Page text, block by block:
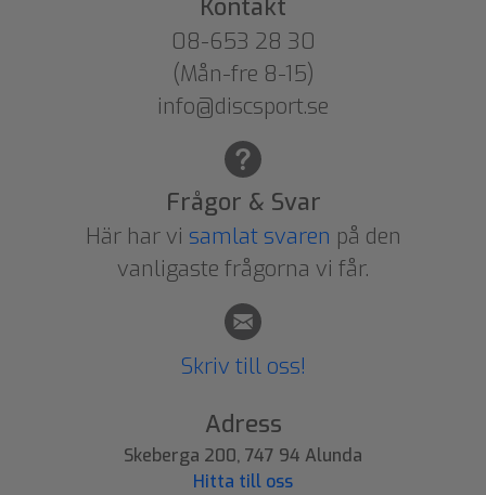
Kontakt
08-653 28 30
(Mån-fre 8-15)
info@discsport.se
Frågor & Svar
Här har vi samlat svaren på den
vanligaste frågorna vi får.
Skriv till oss!
Adress
Skeberga 200, 747 94 Alunda
Hitta till oss